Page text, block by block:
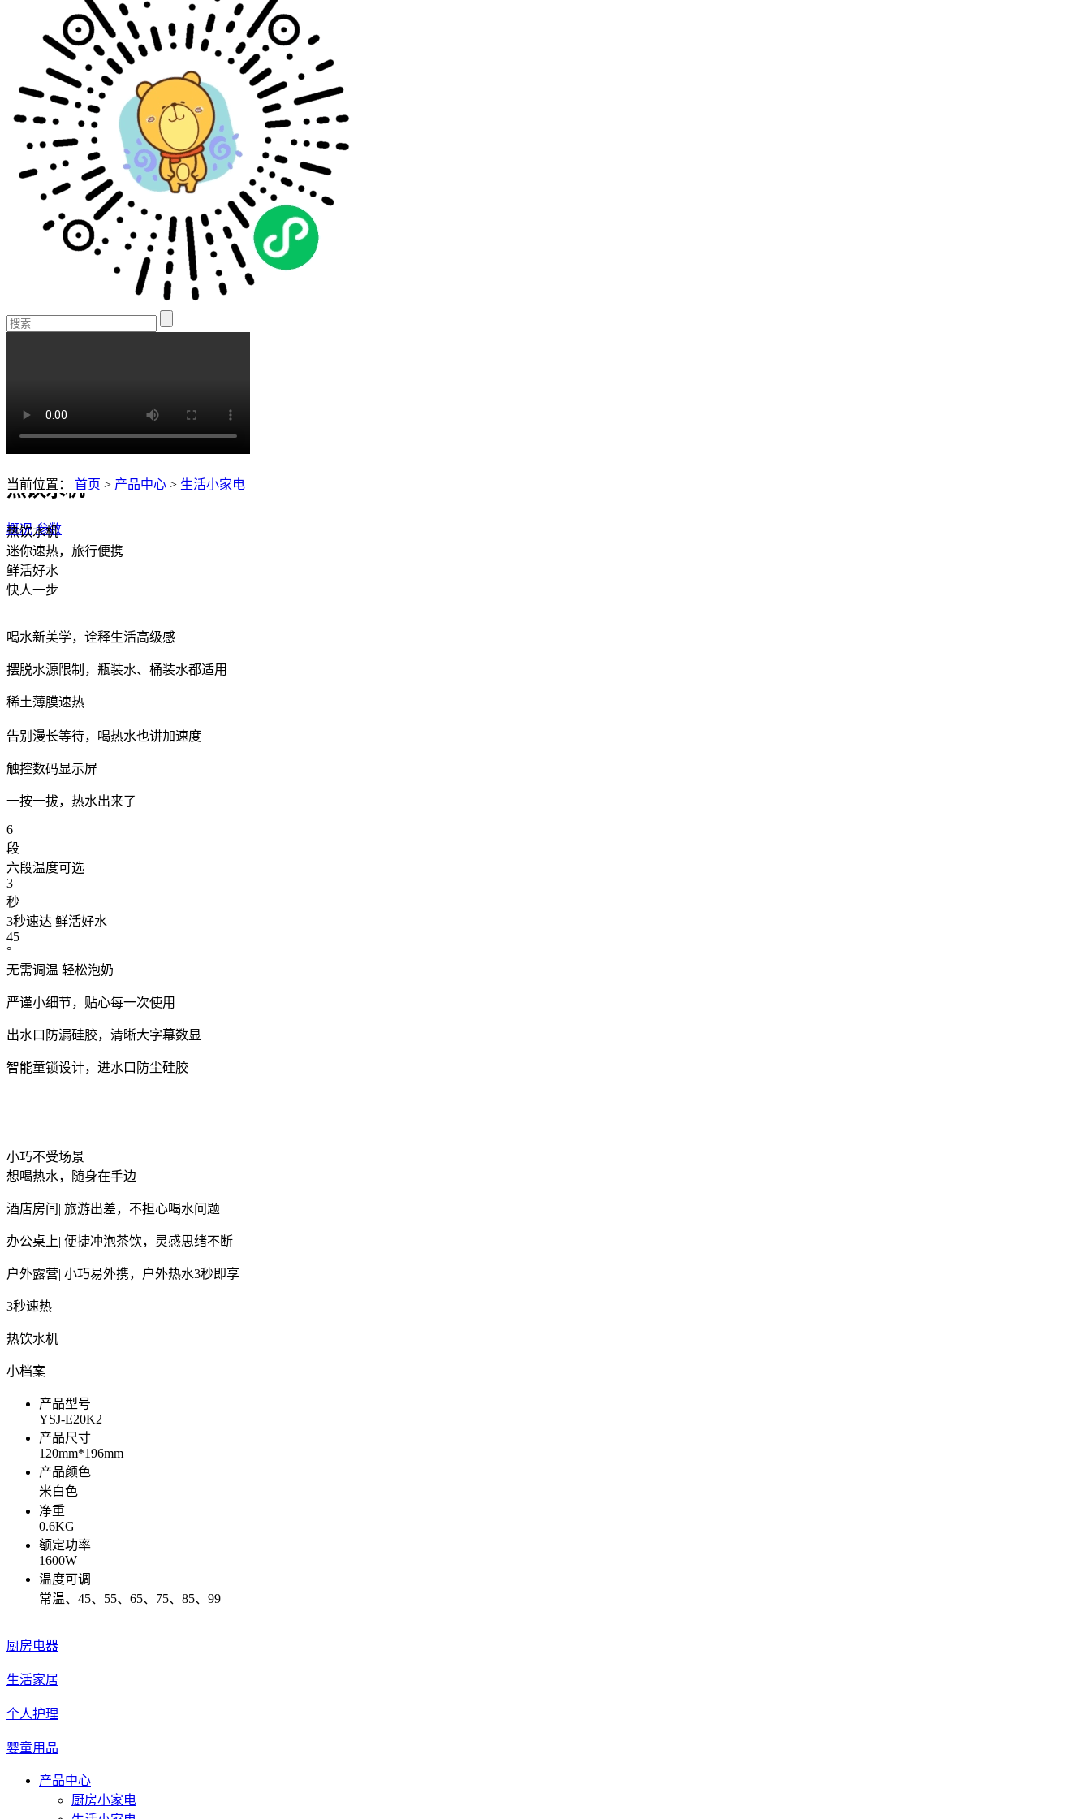
当前位置： 首页 > 产品中心 > 生活小家电
热饮水机
概况 参数
热饮水机
迷你速热，旅行便携
鲜活好水
快人一步
—
喝水新美学，诠释生活高级感
摆脱水源限制，瓶装水、桶装水都适用
稀土薄膜速热
告别漫长等待，喝热水也讲加速度
触控数码显示屏
一按一拔，热水出来了
6
段
六段温度可选
3
秒
3秒速达 鲜活好水
45
°
无需调温 轻松泡奶
严谨小细节，贴心每一次使用
出水口防漏硅胶，清晰大字幕数显
智能童锁设计，进水口防尘硅胶
小巧不受场景
想喝热水，随身在手边
酒店房间| 旅游出差，不担心喝水问题
办公桌上| 便捷冲泡茶饮，灵感思绪不断
户外露营| 小巧易外携，户外热水3秒即享
3秒速热
热饮水机
小档案
产品型号
YSJ-E20K2
产品尺寸
120mm*196mm
产品颜色
米白色
净重
0.6KG
额定功率
1600W
温度可调
常温、45、55、65、75、85、99
厨房电器
生活家居
个人护理
婴童用品
产品中心
厨房小家电